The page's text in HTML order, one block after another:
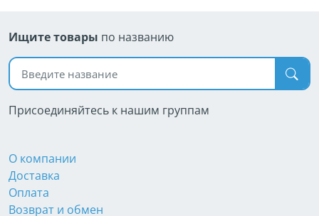
Ищите товары по названию
Поиск по названию
Присоединяйтесь к нашим группам
О компании
Доставка
Оплата
Возврат и обмен